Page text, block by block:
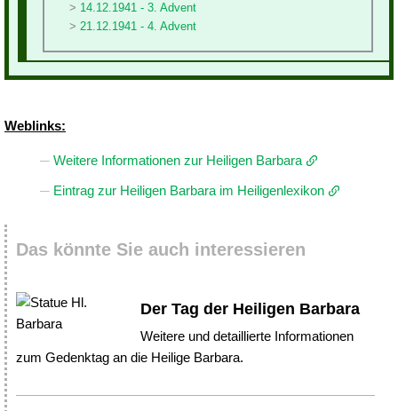
14.12.1941 - 3. Advent
21.12.1941 - 4. Advent
Weblinks:
Weitere Informationen zur Heiligen Barbara
Eintrag zur Heiligen Barbara im Heiligenlexikon
Das könnte Sie auch interessieren
Der Tag der Heiligen Barbara
Weitere und detaillierte Informationen
zum Gedenktag an die Heilige Barbara.